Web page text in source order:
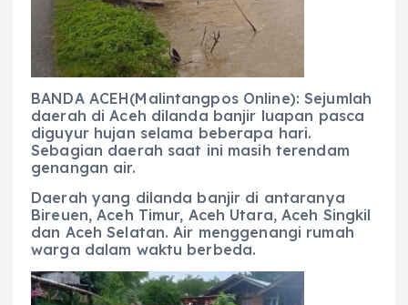
BANDA ACEH(Malintangpos Online): Sejumlah
daerah di Aceh dilanda banjir luapan pasca
diguyur hujan selama beberapa hari.
Sebagian daerah saat ini masih terendam
genangan air.
Daerah yang dilanda banjir di antaranya
Bireuen, Aceh Timur, Aceh Utara, Aceh Singkil
dan Aceh Selatan. Air menggenangi rumah
warga dalam waktu berbeda.